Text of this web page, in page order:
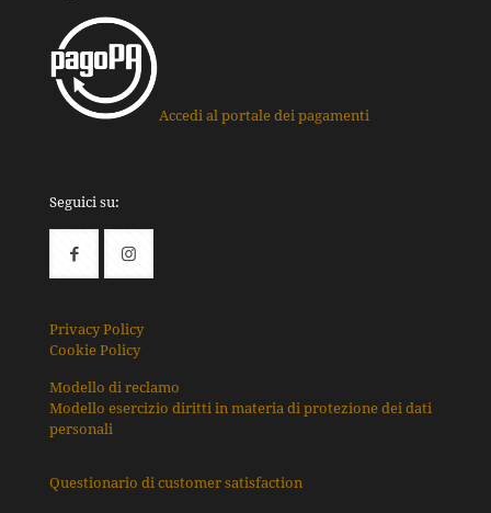
Accedi al portale dei pagamenti
Seguici su:
Privacy Policy
Cookie Policy
Modello di reclamo
Modello esercizio diritti in materia di protezione dei dati
personali
Questionario di customer satisfaction